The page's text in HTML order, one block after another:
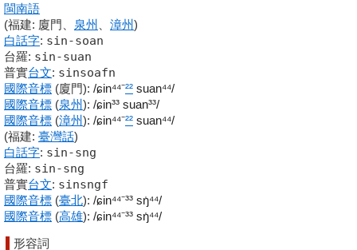
閩南語
(福建: 廈門、 泉州 漳州)
白話字: sin-soan
台羅: sin-suan
普實台文: sinsoafn
國際音標 (廈門): /ɕin⁴⁴⁻²² suan⁴⁴/
國際音標 (泉州): /ɕin³³ suan³³/
國際音標 (漳州): /ɕin⁴⁴⁻²² suan⁴⁴/
(福建: 臺灣話)
白話字: sin-sng
台羅: sin-sng
普實台文: sinsngf
國際音標 (臺北): /ɕin⁴⁴⁻³³ sŋ̍⁴⁴/
國際音標 (高雄): /ɕin⁴⁴⁻³³ sŋ̍⁴⁴/
形容詞